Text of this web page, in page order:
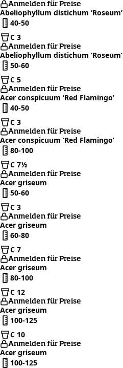
Anmelden für Preise
Abeliophyllum distichum ‘Roseum’
40-50
C 3
Anmelden für Preise
Abeliophyllum distichum ‘Roseum’
50-60
C 5
Anmelden für Preise
Acer conspicuum ‘Red Flamingo’
40-50
C 3
Anmelden für Preise
Acer conspicuum ‘Red Flamingo’
80-100
C 7½
Anmelden für Preise
Acer griseum
50-60
C 3
Anmelden für Preise
Acer griseum
60-80
C 7
Anmelden für Preise
Acer griseum
80-100
C 12
Anmelden für Preise
Acer griseum
100-125
C 10
Anmelden für Preise
Acer griseum
100-125